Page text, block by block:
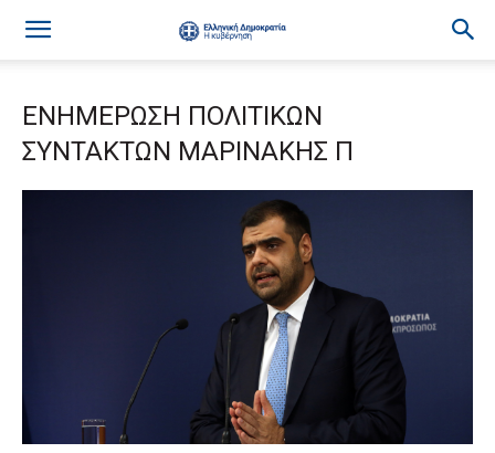
ΕΝΗΜΕΡΩΣΗ ΠΟΛΙΤΙΚΩΝ
ΣΥΝΤΑΚΤΩΝ ΜΑΡΙΝΑΚΗΣ Π